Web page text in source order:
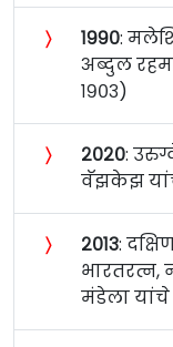
〉 १९९०:
अब्दुल
१९०३)
〉 २०२०:
वॅझकेझ
〉 २०१३:
मंडेला यांचे